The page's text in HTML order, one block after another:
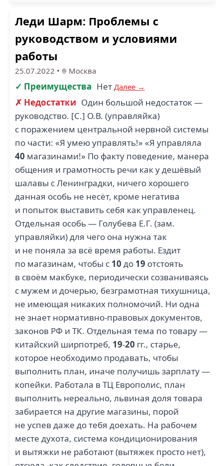
Леди Шарм: Проблемы с
руководством и условиями
работы
25.07.2022 • Москва
✓ Преимущества Нет Далее →
✗ Недостатки Один большой недостаток —
руководство. [С.] О.В. (управляйка)
с поражением центральной нервной системы
по части: «Я умею управлять!» «Я управляла
40 магазинами!» По факту поведение, манера
общения и грамотность речи как у дешёвый
шалавы с Ленинградки, ничего хорошего
данная особь не несёт, кроме негатива
и попыток выставить себя как управленец.
Отдельная особь — Голубева Е.Г. (зам.
управляйки) для чего она нужна так
и не поняла за всё время работы. Ездит
по магазинам, чтобы с 10 до 19 отстоять
в своём макбуке, периодически созваниваясь
с мужем и дочерью, безграмотная тихушница,
не имеющая никаких полномочий. Ни одна
не знает нормативно-правовых документов,
законов РФ и ТК. Отдельная тема по товару —
китайский ширпотреб, 19-20 гг., старье,
которое необходимо продавать, чтобы
выполнить план, иначе получишь зарплату —
копейки. Работала в ТЦ Европолис, план
выполнить нереально, львиная доля товара
забирается на другие магазины, порой
не успев даже до тебя доехать. На рабочем
месте духота, система кондиционирования
и вытяжки не работают (вытяжек просто нет),